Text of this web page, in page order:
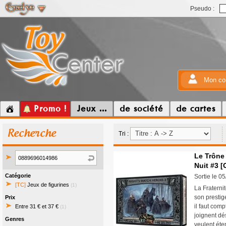
Pseudo :
Mon
Promo ! Jeux ... de société de cartes
Recherche
Catégorie
[TC] Jeux de figurines (1)
Prix
Entre 31 € et 37 € (1)
Genres
Tri :
Le
Nuit #3
Sortie le
La
son
il faut
joignent
veulent